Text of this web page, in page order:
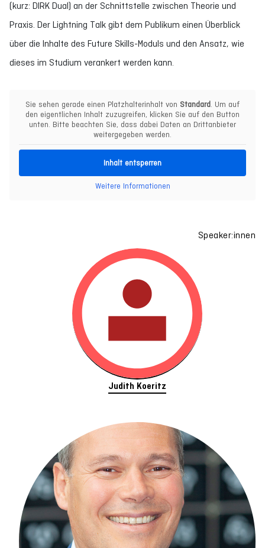
(kurz: DIRK Dual) an der Schnittstelle zwischen Theorie und
Praxis. Der Lightning Talk gibt dem Publikum einen Überblick
über die Inhalte des Future Skills-Moduls und den Ansatz, wie
dieses im Studium verankert werden kann.
Sie sehen gerade einen Platzhalterinhalt von Standard . Um auf
den eigentlichen Inhalt zuzugreifen, klicken Sie auf den Button
unten. Bitte beachten Sie, dass dabei Daten an Drittanbieter
weitergegeben werden.
Inhalt entsperren
Weitere Informationen
Speaker:innen
Judith Koeritz